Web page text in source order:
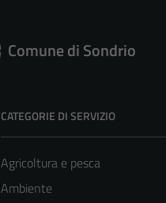
Comune di Sondrio
CATEGORIE DI SERVIZIO
Agricoltura e pesca
Ambiente